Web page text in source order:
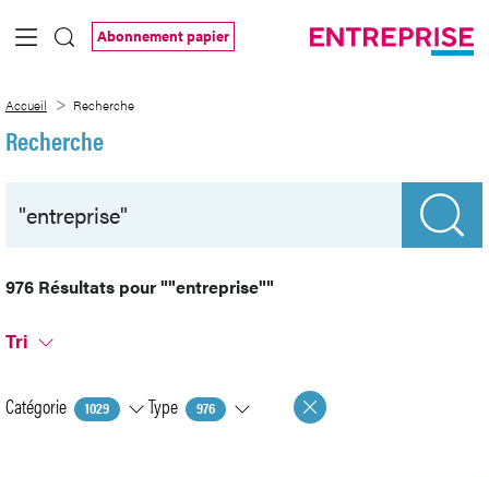
Saut au contenu principal
Abonnement papier
Accueil Recherche
Recherche
976 Résultats pour""entreprise""
Tri
Catégorie 1029 Type 976